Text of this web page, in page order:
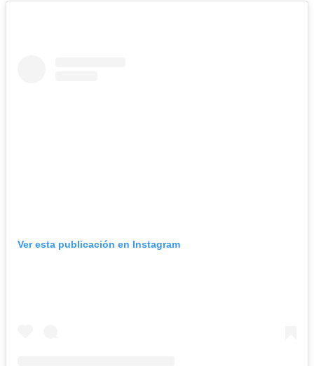
Ver esta publicación en Instagram